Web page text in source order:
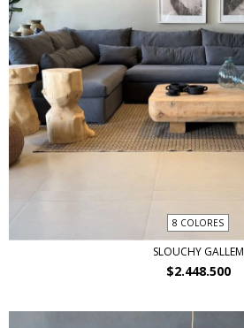
8 COLORES
SLOUCHY GALLEM
$2.448.500